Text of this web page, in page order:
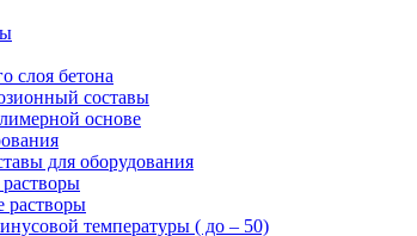
слоя бетона
составы
основе
для оборудования
растворы
температуры ( до – 50)